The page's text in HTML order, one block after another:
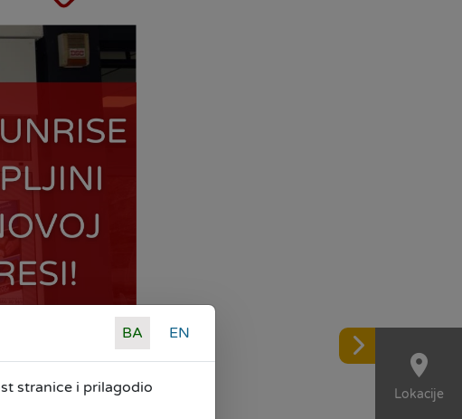
Lokacije
BA EN
stranice i prilagodio